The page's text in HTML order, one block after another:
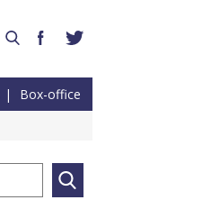
Box-office